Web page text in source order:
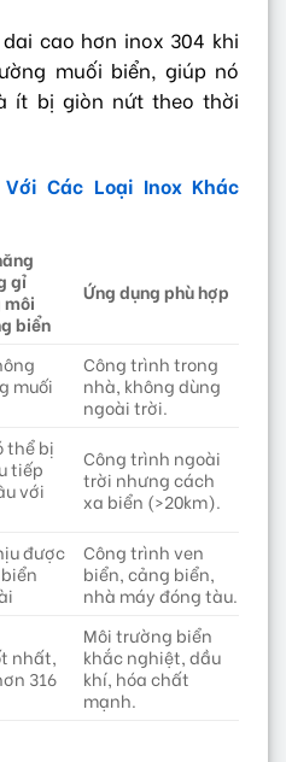
cao hơn inox 304 khi
muối biển, giúp nó
ít bị giòn nứt theo thời
Các Loại Inox Khác
gỉ
biển
Ứng dụng phù hợp
muối
Công trình trong
nhà, không dùng
ngoài trời.
thể bị
tiếp
với
Công trình ngoài
trời nhưng cách
xa biển (>20km).
được
Công trình ven
biển, cảng biển,
nhà máy đóng tàu.
nhất,
316
Môi trường biển
khắc nghiệt, dầu
khí, hóa chất
mạnh.